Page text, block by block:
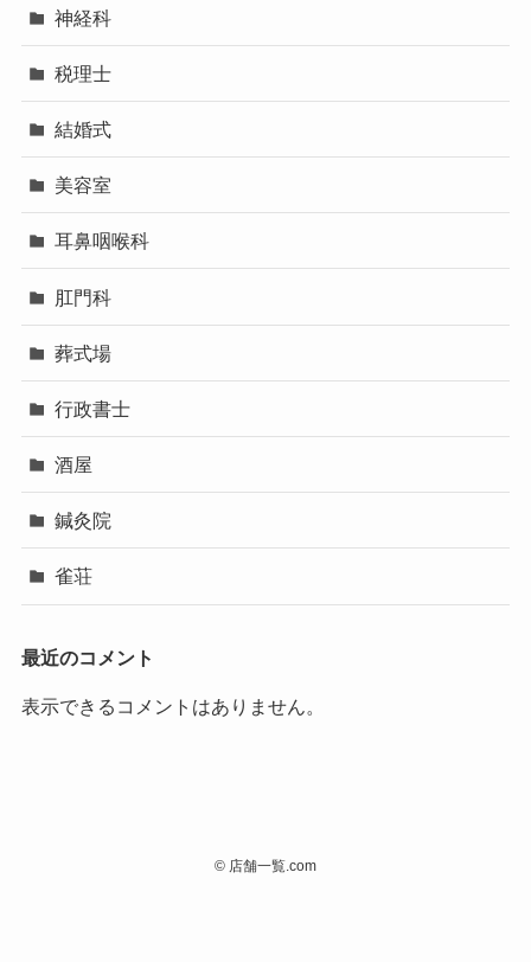
神経科
税理士
結婚式
美容室
耳鼻咽喉科
肛門科
葬式場
行政書士
酒屋
鍼灸院
雀荘
最近のコメント
表示できるコメントはありません。
© 店舗一覧.com